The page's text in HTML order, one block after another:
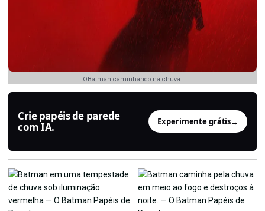
OBatman caminhando na chuva.
Crie papéis de parede
com IA.
Experimente grátis→